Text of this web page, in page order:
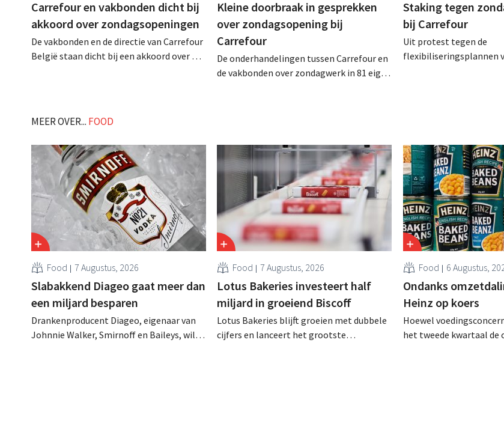
Carrefour en vakbonden dicht bij
akkoord over zondagsopeningen
De vakbonden en de directie van Carrefour
België staan dicht bij een akkoord over de
Kleine doorbraak in gesprekken
over zondagsopening bij
Carrefour
De onderhandelingen tussen Carrefour en
de vakbonden over zondagwerk in 81 eigen
Staking tegen
bij Carrefour
Uit protest tegen de
flexibiliseringsplannen
MEER OVER... FOOD
Food 7 Augustus, 2026
Slabakkend Diageo gaat meer dan
een miljard besparen
Drankenproducent Diageo, eigenaar van
Johnnie Walker, Smirnoff en Baileys, wil
Food 7 Augustus, 2026
Lotus Bakeries investeert half
miljard in groeiend Biscoff
Lotus Bakeries blijft groeien met dubbele
cijfers en lanceert het grootste
Food 6 Augustus,
Ondanks
Heinz op koers
Hoewel
het tweede kwartaal de